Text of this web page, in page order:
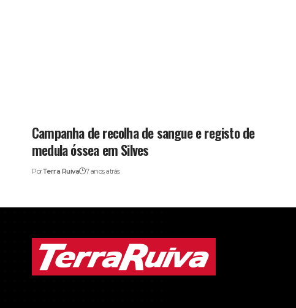
Campanha de recolha de sangue e registo de
medula óssea em Silves
PorTerra Ruiva 7 anos atrás